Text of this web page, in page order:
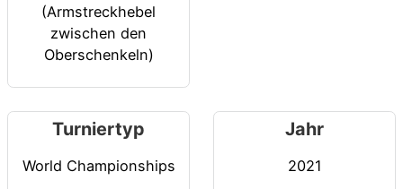
(Armstreckhebel
zwischen den
Oberschenkeln)
Turniertyp
World Championships
Jahr
2021